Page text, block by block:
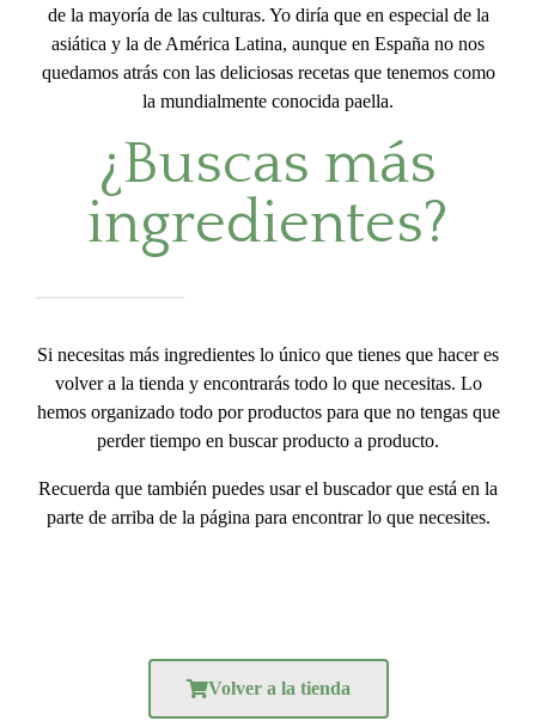
de la mayoría de las culturas. Yo diría que en especial de la
asiática y la de América Latina, aunque en España no nos
quedamos atrás con las deliciosas recetas que tenemos como
la mundialmente conocida paella.
¿Buscas más
ingredientes?
Si necesitas más ingredientes lo único que tienes que hacer es
volver a la tienda y encontrarás todo lo que necesitas. Lo
hemos organizado todo por productos para que no tengas que
perder tiempo en buscar producto a producto.
Recuerda que también puedes usar el buscador que está en la
parte de arriba de la página para encontrar lo que necesites.
Volver a la tienda